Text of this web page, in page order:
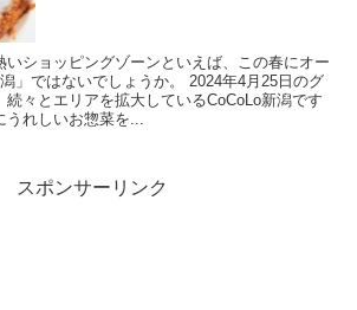
いショッピングゾーンといえば、この春にオー
」ではないでしょうか。 2024年4月25日のグ
続々とエリアを拡大しているCoCoLo新潟です
うれしいお惣菜を...
スポンサーリンク